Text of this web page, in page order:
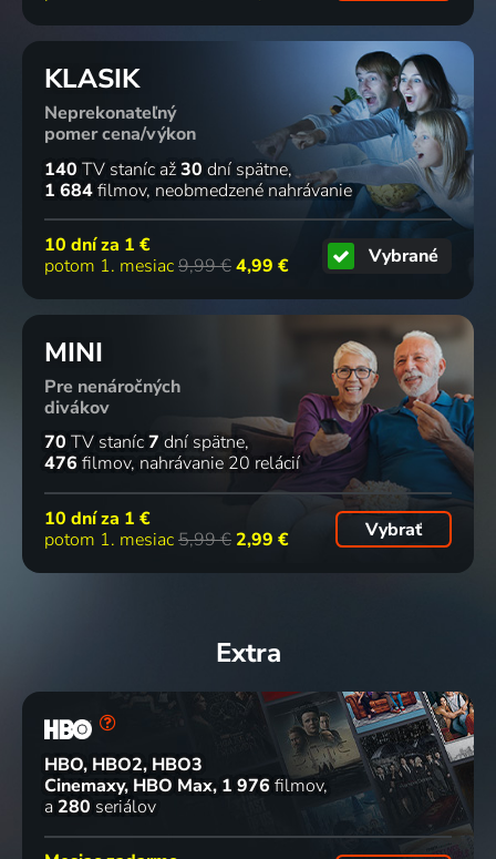
KLASIK
Neprekonateľný
pomer cena/výkon
140 TV staníc až30 dní spätne
1 684filmov neobmedzené nahrávanie
10 dní za 1 €
potom 1. mesiac9,99 €4,99 € Vybrané
MINI
Pre nenáročných
divákov
70 TV staníc7 dní spätne
476 filmov nahrávanie 20 relácií
10 dní za 1 €
potom 1. mesiac5,99 € 2,99 € Vybrať
Extra
HBO, HBO2, HBO3
Cinemaxy, HBO Max 1 976 filmov
a 280 seriálov